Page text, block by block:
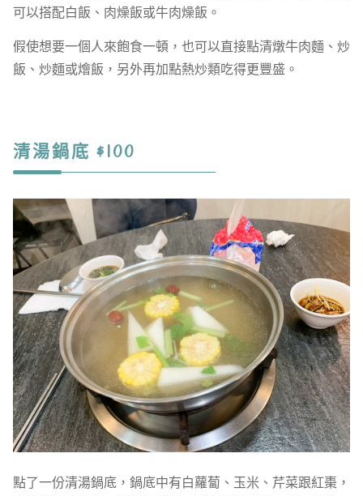
可以搭配白飯、肉燥飯或牛肉燥飯。
假使想要一個人來飽食一頓，也可以直接點清燉牛肉麵、炒
飯、炒麵或燴飯，另外再加點熱炒類吃得更豐盛。
清湯鍋底 $100
點了一份清湯鍋底，鍋底中有白蘿蔔、玉米、芹菜跟紅棗，